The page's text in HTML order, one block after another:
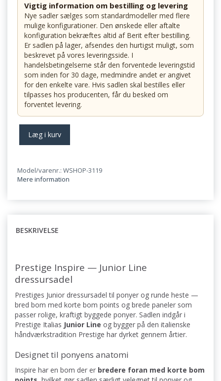
Vigtig information om bestilling og levering
Nye sadler sælges som standardmodeller med flere
mulige konfigurationer. Den ønskede eller aftalte
konfiguration bekræftes altid af Berit efter bestilling.
Er sadlen på lager, afsendes den hurtigst muligt, som
beskrevet på vores leveringsside. I
handelsbetingelserne står den forventede leveringstid
som inden for 30 dage, medmindre andet er angivet
for den enkelte vare. Hvis sadlen skal bestilles eller
tilpasses hos producenten, får du besked om
forventet levering.
Læg i kurv
Model/varenr.: WSHOP-3119
Mere information
BESKRIVELSE
Prestige Inspire — Junior Line
dressursadel
Prestiges Junior dressursadel til ponyer og runde heste —
bred bom med korte bom points og brede paneler som
passer rolige, kraftigt byggede ponyer. Sadlen indgår i
Prestige Italias Junior Line og bygger på den italienske
håndværkstradition Prestige har dyrket gennem årtier.
Designet til ponyens anatomi
Inspire har en bom der er bredere foran med korte bom